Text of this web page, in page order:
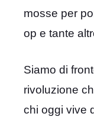
mosse per
op e tante
Siamo di
rivoluzione
chi oggi vive